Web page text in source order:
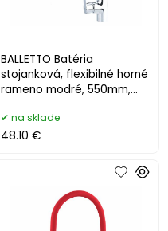
BALLETTO Batéria
stojanková, flexibilné horné
rameno modré, 550mm,
na sklade
48.10 €